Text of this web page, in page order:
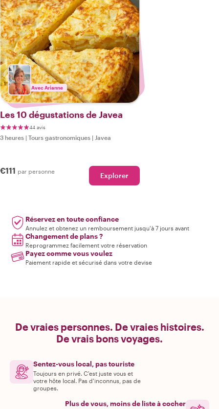
Avec Arianne
Les 10 dégustations de Javea
44 avis
3 heures | Tours gastronomiques | Javea
€111 par personne Explorer
Réservez en toute confiance
Annulez et obtenez un remboursement jusqu'à 7 jours avant
Changement de plans ?
Reprogrammez facilement votre réservation
Payez comme vous voulez
Paiement rapide et sécurisé dans votre devise
De vraies personnes. De vraies histoires.
De vrais bons voyages.
Sentez-vous local, pas touriste
Toujours en privé. C'est juste vous et
votre hôte local. Pas d'inconnus, pas de
groupes.
Plus de vous, moins de liste à cocher